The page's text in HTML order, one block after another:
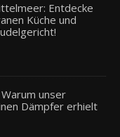
Entdecke
Küche und
unser
Dämpfer erhielt